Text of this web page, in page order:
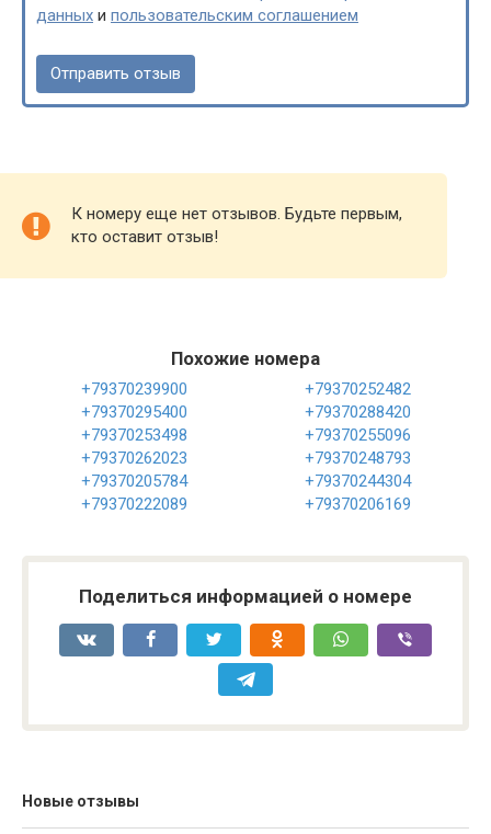
данных и пользовательским соглашением
К номеру еще нет отзывов. Будьте первым,
кто оставит отзыв!
Похожие номера
+79370239900
+79370252482
+79370295400
+79370288420
+79370253498
+79370255096
+79370262023
+79370248793
+79370205784
+79370244304
+79370222089
+79370206169
Поделиться информацией о номере
Новые отзывы